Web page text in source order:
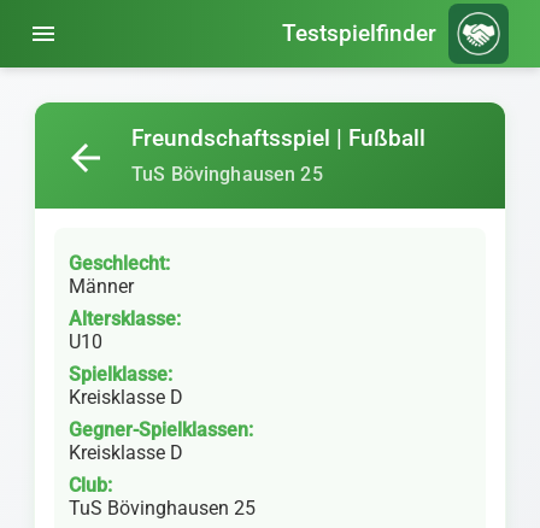
menu Testspielfinder
Freundschaftsspiel | Fußball
TuS Bövinghausen 25
arrow_back
Geschlecht:
Männer
Altersklasse:
U10
Spielklasse:
Kreisklasse D
Gegner-Spielklassen:
Kreisklasse D
Club:
TuS Bövinghausen 25